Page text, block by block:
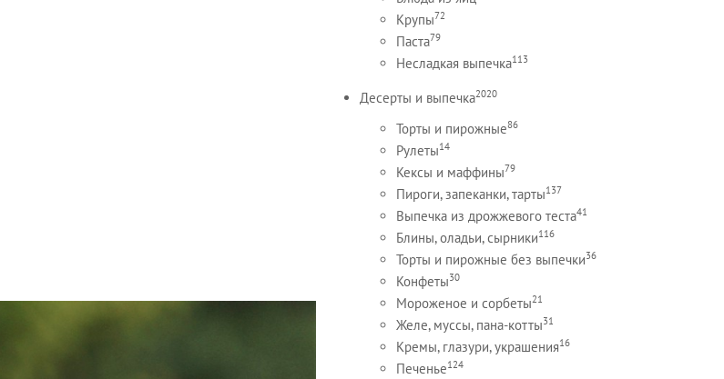
Крупы72
Паста79
Несладкая выпечка113
Десерты и выпечка2020
Торты и пирожные86
Рулеты14
Кексы и маффины79
Пироги, запеканки, тарты137
Выпечка из дрожжевого теста41
Блины, оладьи, сырники116
Торты и пирожные без выпечки36
Конфеты30
Мороженое и сорбеты21
Желе, муссы, пана-котты31
Кремы, глазури, украшения16
Печенье124